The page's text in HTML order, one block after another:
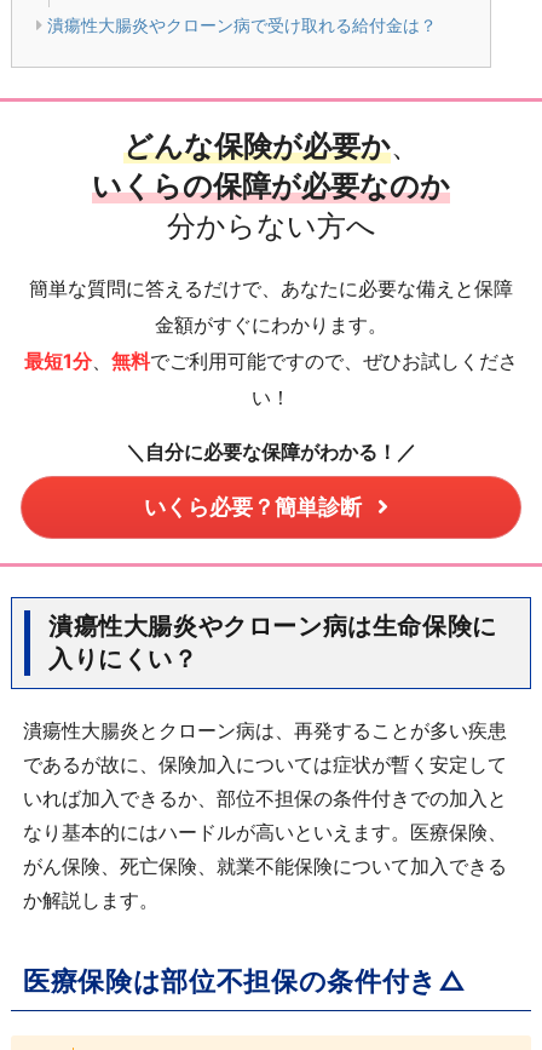
潰瘍性大腸炎やクローン病で受け取れる給付金は？
どんな保険が必要か、
いくらの保障が必要なのか
分からない方へ
簡単な質問に答えるだけで、あなたに必要な備えと保障
金額がすぐにわかります。
最短1分、 無料でご利用可能ですので、ぜひお試しくださ
い！
＼自分に必要な保障がわかる！／
いくら必要？簡単診断
潰瘍性大腸炎やクローン病は生命保険に
入りにくい？
潰瘍性大腸炎とクローン病は、再発することが多い疾患
であるが故に、保険加入については症状が暫く安定して
いれば加入できるか、部位不担保の条件付きでの加入と
なり基本的にはハードルが高いといえます。医療保険、
がん保険、死亡保険、就業不能保険について加入できる
か解説します。
医療保険は部位不担保の条件付き△